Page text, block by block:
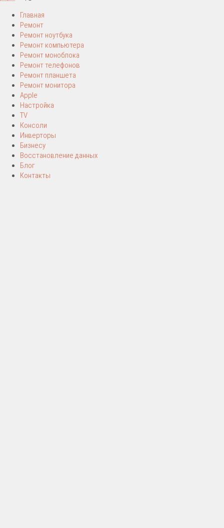
Главная
Ремонт
Ремонт ноутбука
Ремонт компьютера
Ремонт моноблока
Ремонт телефонов
Ремонт планшета
Ремонт монитора
Apple
Настройка
TV
Консоли
Инверторы
Бизнесу
Восстановление данных
Блог
Контакты